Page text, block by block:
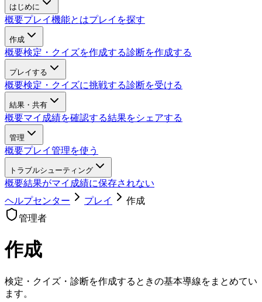
はじめに
概要プレイ機能とはプレイを探す
作成
概要検定・クイズを作成する診断を作成する
プレイする
概要検定・クイズに挑戦する診断を受ける
結果・共有
概要マイ成績を確認する結果をシェアする
管理
概要プレイ管理を使う
トラブルシューティング
概要結果がマイ成績に保存されない
ヘルプセンター
プレイ
作成
管理者
作成
検定・クイズ・診断を作成するときの基本導線をまとめてい
ます。